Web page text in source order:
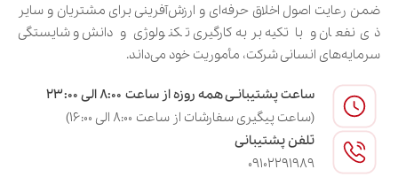
ضمن رعایت اصول اخلاق حرفه‌ای و ارزش‌آفرینی برای مشتریان و سایر
ذی‌نفعان و با تکیه بر به‌کارگیری تکنولوژی و دانش و شایستگی
سرمایه‌های انسانی شرکت، مأموریت خود می‌داند.
ساعت پشتیبانـی همه روزه از ساعت ۸:۰۰ الی ۲۳:۰۰
(ساعت پیگیری سفارشات از ساعت ۸:۰۰ الی ۱۶:۰۰)
تلفن پشتیبانی
09102291989